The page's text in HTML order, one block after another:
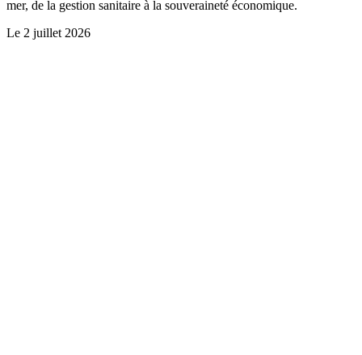
mer, de la gestion sanitaire à la souveraineté économique.
Le 2 juillet 2026